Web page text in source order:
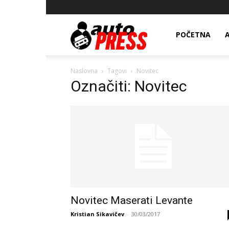
AutopressHRPOČETNA
Naslovna Tagovi Novitec
Označiti: Novitec
Novitec Maserati Levante
Kristian Sikavičev - 30/03/2017